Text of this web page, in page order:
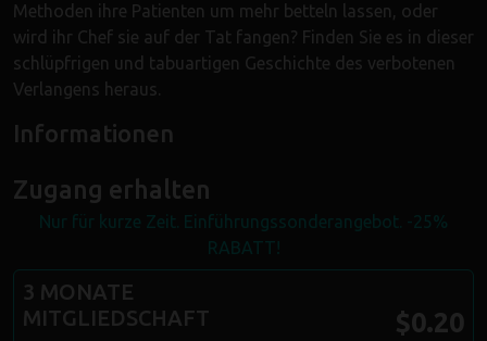
Methoden ihre Patienten um mehr betteln lassen, oder
wird ihr Chef sie auf der Tat fangen? Finden Sie es in dieser
schlüpfrigen und tabuartigen Geschichte des verbotenen
Verlangens heraus.
Informationen
Zugang erhalten
Nur für kurze Zeit. Einführungssonderangebot. -25%
RABATT!
3 MONATE
MITGLIEDSCHAFT
$0.20